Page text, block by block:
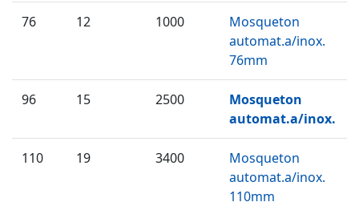
76 12 1000
Mosqueton
automat.a/inox.
76mm
96 15 2500
Mosqueton
automat.a/inox.
110 19 3400
Mosqueton
automat.a/inox.
110mm